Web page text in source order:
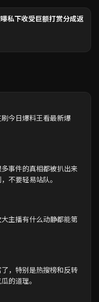
私下收受巨额打赏分成返
今日爆料王看最新爆
事件的真相都被扒出来
不要轻易站队。
主播有什么动静都能第
，特别是热搜榜和反转
的道理。